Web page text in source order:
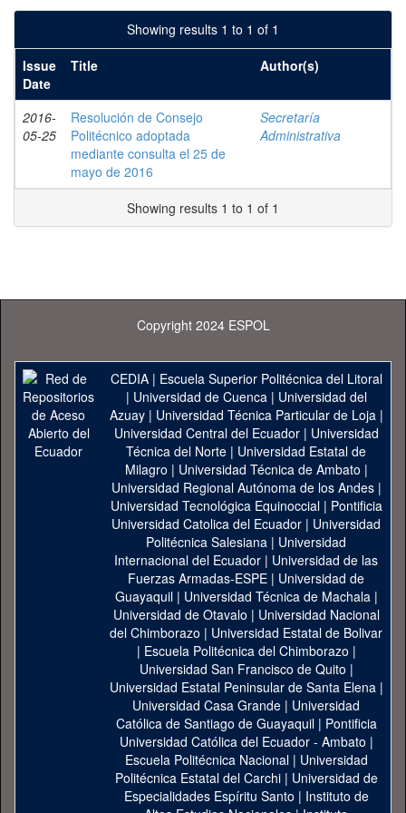
Showing results 1 to 1 of 1
Issue
Date
Title Author(s)
2016-
05-25
Resolución de Consejo
Politécnico adoptada
mediante consulta el 25 de
mayo de 2016
Secretaría
Administrativa
Showing results 1 to 1 of 1
Copyright 2024 ESPOL
CEDIA| Escuela Superior Politécnica del Litoral
| Universidad de Cuenca| Universidad del
Azuay| Universidad Técnica Particular de Loja|
Universidad Central del Ecuador| Universidad
Técnica del Norte | Universidad Estatal de
Milagro | Universidad Técnica de Ambato |
Universidad Regional Autónoma de los Andes|
Universidad Tecnológica Equinoccial| Pontificia
Universidad Catolica del Ecuador | Universidad
Politécnica Salesiana | Universidad
Internacional del Ecuador | Universidad de las
Fuerzas Armadas-ESPE | Universidad de
Guayaquil| Universidad Técnica de Machala|
Universidad de Otavalo | Universidad Nacional
del Chimborazo | Universidad Estatal de Bolivar
| Escuela Politécnica del Chimborazo |
Universidad San Francisco de Quito |
Universidad Estatal Peninsular de Santa Elena|
Universidad Casa Grande | Universidad
Católica de Santiago de Guayaquil| Pontificia
Universidad Católica del Ecuador - Ambato |
Escuela Politécnica Nacional| Universidad
Politécnica Estatal del Carchi| Universidad de
Especialidades Espíritu Santo | Instituto de